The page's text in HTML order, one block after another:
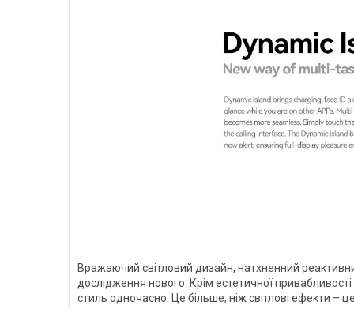
Вражаючий світловий дизайн, натхненний
дослідження нового. Крім естетичної
стиль одночасно. Це більше, ніж світлові ефекти –